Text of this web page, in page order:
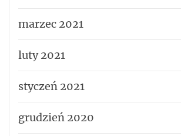
marzec 2021
luty 2021
styczeń 2021
grudzień 2020